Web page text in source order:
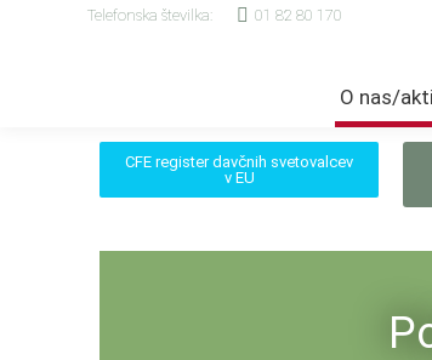
Telefonska številka: 01 82 80 170
O nas/akti
CFE register davčnih svetovalcev
v EU